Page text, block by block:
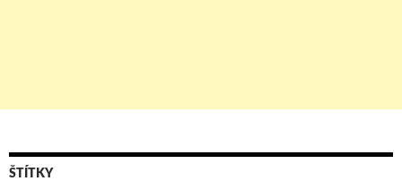
ŠTÍTKY